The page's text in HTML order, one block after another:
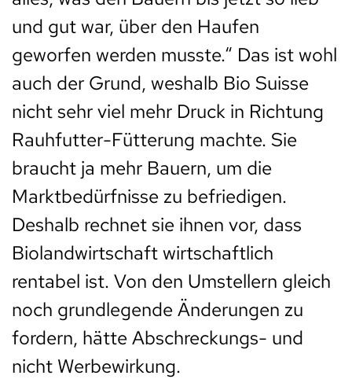
und gut war, über den Haufen
geworfen werden musste.“ Das ist wohl
auch der Grund, weshalb Bio Suisse
nicht sehr viel mehr Druck in Richtung
Rauhfutter-Fütterung machte. Sie
braucht ja mehr Bauern, um die
Marktbedürfnisse zu befriedigen.
Deshalb rechnet sie ihnen vor, dass
Biolandwirtschaft wirtschaftlich
rentabel ist. Von den Umstellern gleich
noch grundlegende Änderungen zu
fordern, hätte Abschreckungs- und
nicht Werbewirkung.